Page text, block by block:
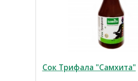
Сок Трифала "Самхита"